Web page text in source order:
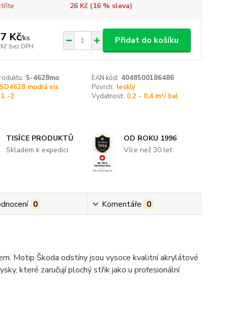
26 Kč (16% sleva)
Kč/ks
bez DPH
Přidat do košíku
5-4628mo EAN kód: 4048500186486
modrá iris
Povrch: lesklý
1 -2
Vydatnost: 0,2 - 0,4 m²/ bal
TISÍCE PRODUKTŮ
Skladem k expedici
OD ROKU 1996
Více než 30 let
0 Komentáře 0
Motip Škoda odstíny jsou vysoce kvalitní akrylátové
které zaručují plochý střik jako u profesionální